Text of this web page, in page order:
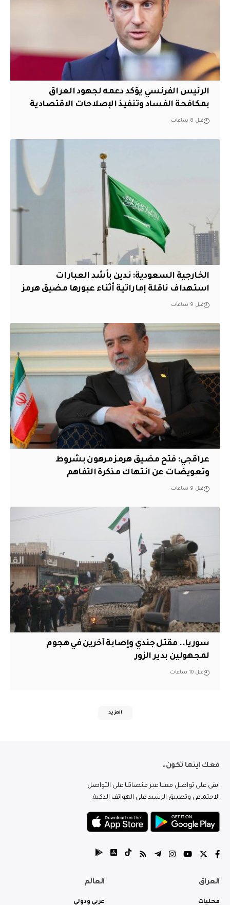
الرئيس الفرنسي يؤكد دعمه لجهود العراق
بمكافحة الفساد وتنفيذ الإصلاحات الاقتصادية
قبل 8 ساعات
‏الخارجية السعودية: ندين بأشد العبارات
استهداف ناقلة إماراتية أثناء عبورها مضيق هرمز
قبل 9 ساعات
عراقجي: فتح مضيق هرمز مرهون بشروط
وتعويضات عن انتهاك مذكرة التفاهم
قبل 9 ساعات
سوريا.. مقتل جندي وإصابة آخرين في هجوم
لمجهولين بدير الزور
قبل 10 ساعات
المزيد
معك اينما تكون..
ابقى على تواصل معنا عبر منصاتنا على التواصل
الاجتماعي وتطبيق الرشيد على الهواتف الذكية.
العراق
محليات
العالم
عربي ودولي